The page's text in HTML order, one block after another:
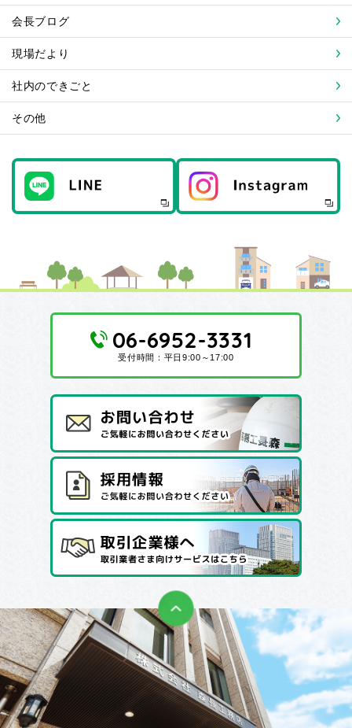
会長ブログ
現場だより
社内のできごと
その他
06-6952-3331
受付時間：平日9:00～17:00